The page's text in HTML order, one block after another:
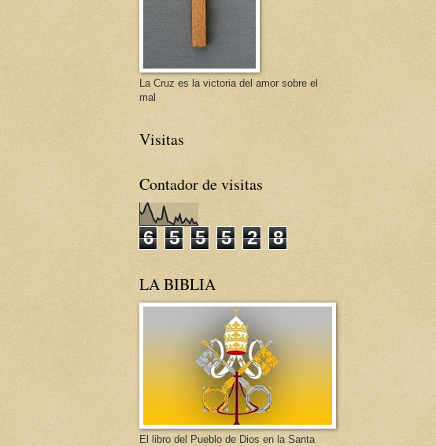
La Cruz es la victoria del amor sobre el
mal
Visitas
Contador de visitas
6 5 5 5 2 8
LA BIBLIA
El libro del Pueblo de Dios en la Santa